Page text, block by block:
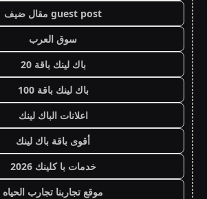
guest post مقال ضيف
سوق العرب
باك لينك باقة 20
باك لينك باقة 100
اعلانات الباك لينك
أقوى باقة باك لينك
خدمات با كلينك 2026
موقع تجاربنا تجارب الحياه